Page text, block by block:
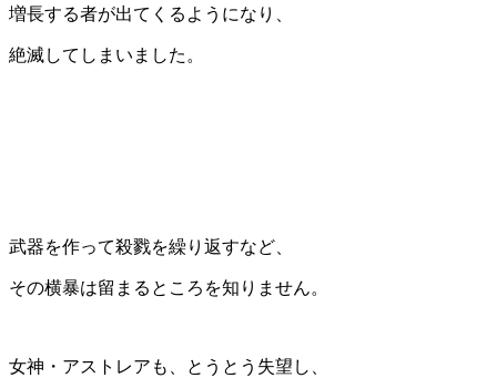
増長する者が出てくるようになり、
絶滅してしまいました。
武器を作って殺戮を繰り返すなど、
その横暴は留まるところを知りません。
女神・アストレアも、とうとう失望し、